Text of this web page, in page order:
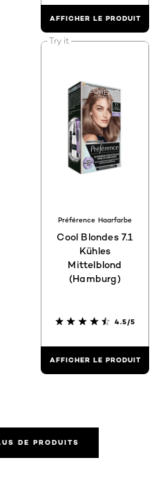
AFFICHER LE PRODUIT
Try it
Préférence Haarfarbe
Cool Blondes 7.1
Kühles
Mittelblond
(Hamburg)
4.5/5
AFFICHER LE PRODUIT
DE PRODUITS